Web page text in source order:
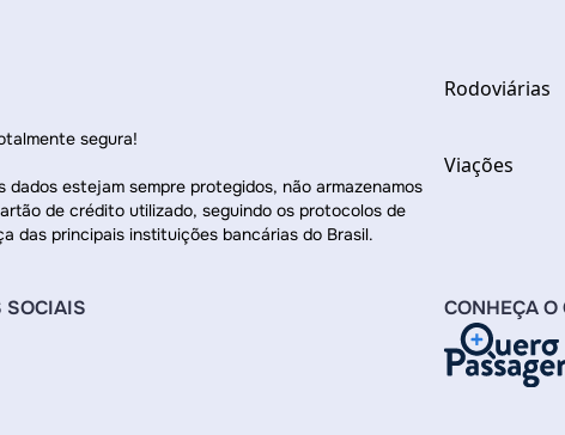
segura!
dados estejam sempre protegidos, não armazenamos
de crédito utilizado, seguindo os protocolos de
das principais instituições bancárias do Brasil.
Rodoviárias
Viações
CONHEÇA O
SOCIAIS